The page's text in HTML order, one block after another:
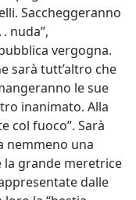
Saccheggeranno
nuda”,
vergogna.
sarà tutt’altro che
le sue
inanimato. Alla
col fuoco”. Sarà
nemmeno una
grande meretrice
dalle